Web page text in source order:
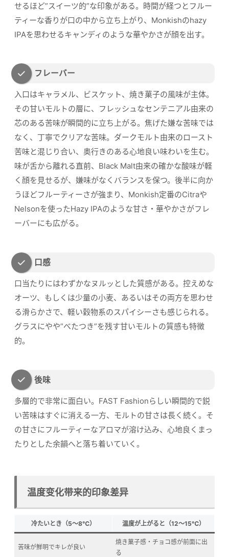
せるほど”スイーツ的”な印象がある。時間が経つとフルー
ティーな香りが口の中から立ち上がり、Monkishのhazy
IPAを思わせるキャンディのような華やかさが顔を出す。
フレーバー
入口はキャラメル、ビスケット、焼き菓子の風味が主体。
その甘いモルトの層に、フレッシュなセンテニアル由来の
芯のある苦味が瞬間的に立ち上がる。焦げた嫌な苦味では
なく、丁寧でクリアな苦味。ダークモルト由来のロースト
苦味と混じり合い、奥行きのある心地良い味わいを生む。
味が舌から離れる直前、Black Malt由来の確かな酸味が軽
く顔を見せるが、嫌味がなくバランスを保つ。後半に向か
うほどフルーティーさが強まり、Monkish定番のCitraや
Nelsonを使ったHazy IPAのような甘さ・華やかさがフレ
ーバーにも広がる。
口感
口当たりにはわずかなヌルッとした質感がある。控えめな
オーツ、もしくは少量の小麦、あるいはその両方を思わせ
る滑らかさで、軽い穀物系のスパイシーさも感じられる。
グラスにやや”べたつき”を残す甘いモルトの質感も特徴
的。
後味
多層的で非常に面白い。FAST Fashionらしい瞬間的で鋭
い苦味はすぐに消える一方、モルトの甘さは長く続く。そ
の甘さにフルーティーなアロマが溶け込み、心地良くまっ
たりとした余韻へと落ち着いていく。
温度变化带来的印象差异
冷たいとき（5〜8℃） 温度が上がると（12〜15℃）
苦味が鮮明でキレが良い
焼き菓子感・チョコ感が前面に出
る